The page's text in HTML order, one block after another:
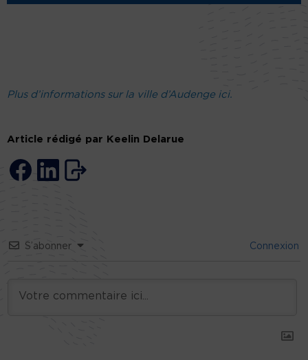
Plus d’informations sur la ville d’Audenge ici.
Article rédigé par Keelin Delarue
S’abonner Connexion